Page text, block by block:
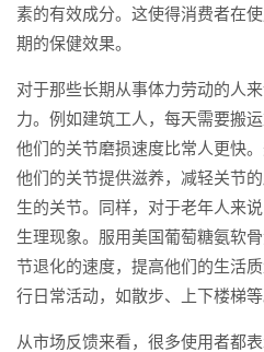
素的有效成分。这使得消费者在
期的保健效果。
对于那些长期从事体力劳动的人
力。例如建筑工人，每天需要搬
他们的关节磨损速度比常人更快
他们的关节提供滋养，减轻关节
生的关节。同样，对于老年人来
生理现象。服用美国葡萄糖氨软
节退化的速度，提高他们的生活
行日常活动，如散步、上下楼梯等
从市场反馈来看，很多使用者都